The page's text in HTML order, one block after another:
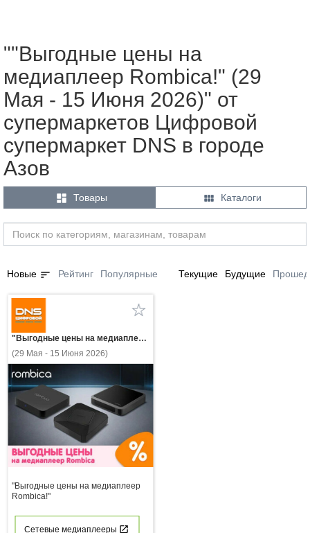
""Выгодные цены на
медиаплеер Rombica!" (29
Мая - 15 Июня 2026)" от
супермаркетов Цифровой
супермаркет DNS в городе
Азов
 Товары  Каталоги
Новые sort Рейтинг Популярные Текущие Будущие
"Выгодные цены на медиаплеер Rombica!"
(29 Мая - 15 Июня 2026)
"Выгодные цены на медиаплеер
Rombica!"
Сетевые медиаплееры